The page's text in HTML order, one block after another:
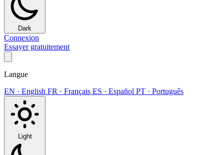
Dark
Connexion
Essayer gratuitement
Langue
EN · English FR · Français ES · Español PT · Português
Light